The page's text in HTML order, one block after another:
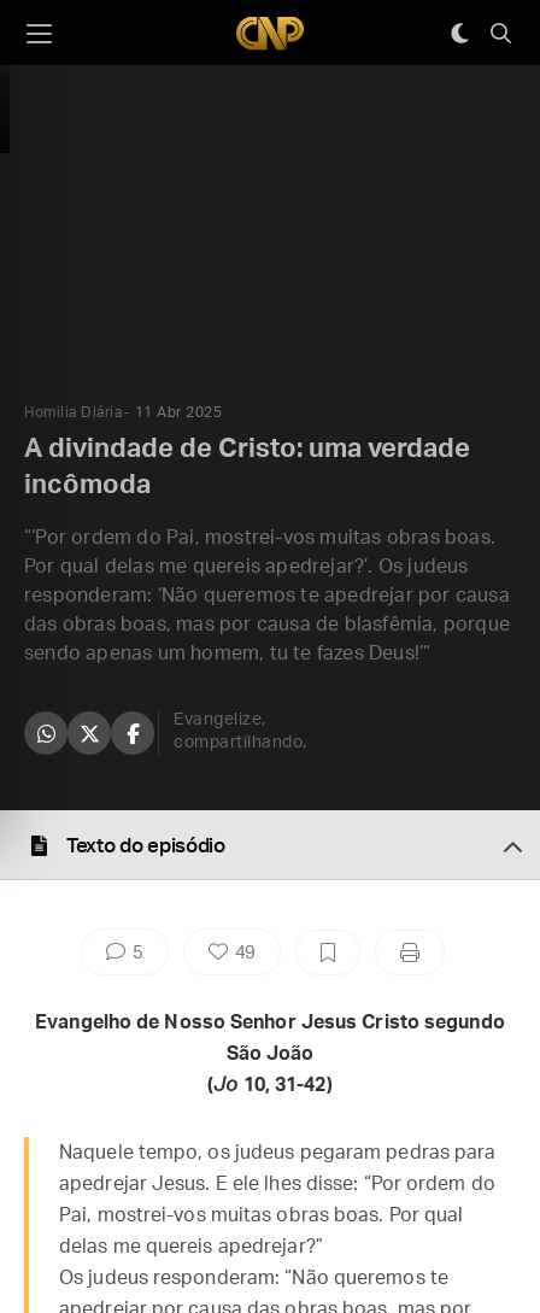
Homilia Diária 11 Abr 2025
A divindade de Cristo: uma verdade
incômoda
“‘Por ordem do Pai, mostrei-vos muitas obras boas.
Por qual delas me quereis apedrejar?’. Os judeus
responderam: ‘Não queremos te apedrejar por causa
das obras boas, mas por causa de blasfêmia, porque
sendo apenas um homem, tu te fazes Deus!’”
Evangelize,
compartilhando.
Texto do episódio
5 49
Evangelho de Nosso Senhor Jesus Cristo segundo
São João
(Jo 10, 31-42)
Naquele tempo, os judeus pegaram pedras para
apedrejar Jesus. E ele lhes disse: “Por ordem do
Pai, mostrei-vos muitas obras boas. Por qual
delas me quereis apedrejar?”
Os judeus responderam: “Não queremos te